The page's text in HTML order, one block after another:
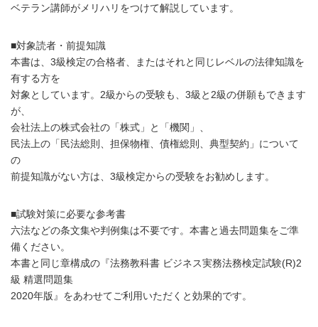
ベテラン講師がメリハリをつけて解説しています。
■対象読者・前提知識
本書は、3級検定の合格者、またはそれと同じレベルの法律知識を
有する方を
対象としています。2級からの受験も、3級と2級の併願もできます
が、
会社法上の株式会社の「株式」と「機関」、
民法上の「民法総則、担保物権、債権総則、典型契約」について
の
前提知識がない方は、3級検定からの受験をお勧めします。
■試験対策に必要な参考書
六法などの条文集や判例集は不要です。本書と過去問題集をご準
備ください。
本書と同じ章構成の『法務教科書 ビジネス実務法務検定試験(R)2
級 精選問題集
2020年版』をあわせてご利用いただくと効果的です。